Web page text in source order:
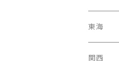
福島県
青森県
富山駅
新潟県
東京都
神奈川県
東海
愛知県
関西